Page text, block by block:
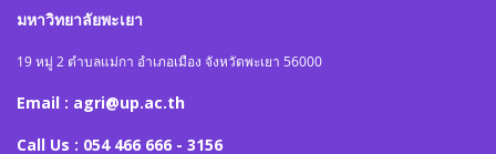
มหาวิทยาลัยพะเยา
19 หมู่ 2 ตำบลแม่กา อำเภอเมือง จังหวัดพะเยา 56000
Email : agri@up.ac.th
Call Us : 054 466 666 - 3156